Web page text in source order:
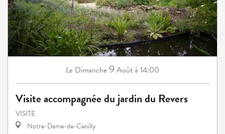
Le Dimanche9Aoûtà 14:00
Visite accompagnée du jardin du Revers
VISITE
Notre-Dame-de-Cenilly